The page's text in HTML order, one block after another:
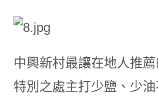
中興新村最讓在地人推
特別之處主打少鹽、少